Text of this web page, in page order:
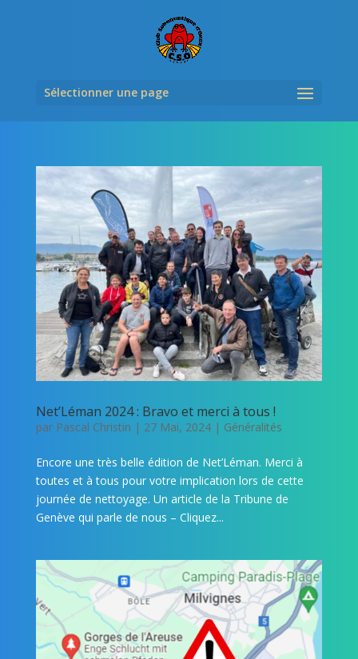
Sélectionner une page
Net’Léman 2024 : Bravo et merci à tous !
par Pascal Christin | 27 Mai, 2024| Généralités
Encore une très belle édition de Net’Léman. Merci à
toutes et à tous pour votre implication lors de cette
journée de nettoyage. Un article de la Tribune de
Genève qui parle de nous – Cliquez...